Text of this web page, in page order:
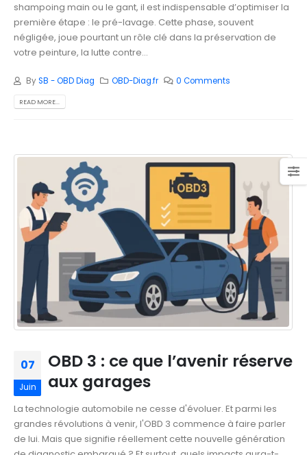
shampoing main ou le gant, il est indispensable d’optimiser la
première étape : le pré-lavage. Cette phase, souvent
négligée, joue pourtant un rôle clé dans la préservation de
votre peinture, la lutte contre...
BySB - OBD Diag OBD-Diag.fr 0 Comments
READ MORE...
07
Juin
OBD 3 : ce que l’avenir réserve
aux garages
La technologie automobile ne cesse d'évoluer. Et parmi les
grandes révolutions à venir, l'OBD 3 commence à faire parler
de lui. Mais que signifie réellement cette nouvelle génération